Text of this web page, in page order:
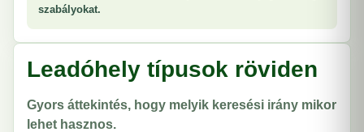
szabályokat.
Leadóhely típusok röviden
Gyors áttekintés, hogy melyik keresési irány mikor
lehet hasznos.